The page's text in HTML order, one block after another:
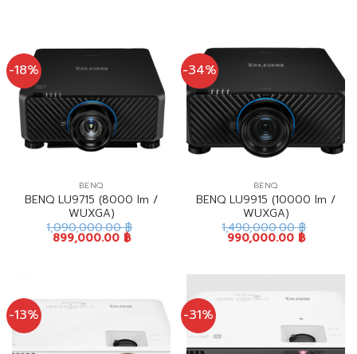
-18%
BENQ
BENQ LU9715 (8000 lm /
WUXGA)
1,090,000.00฿
899,000.00 ฿
-34%
BENQ
BENQ LU9915 (10000 lm /
WUXGA)
1,490,000.00฿
990,000.00 ฿
-13% -31%